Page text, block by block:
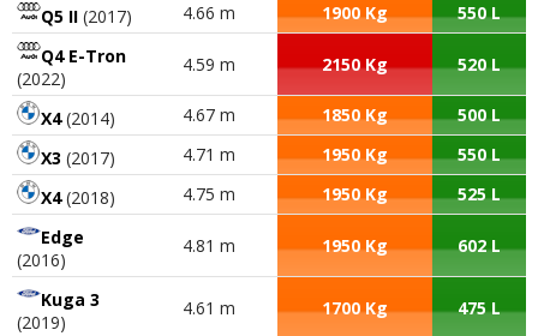
Q5 II (2017) 4.66 m 1900 Kg
550 L
Q4 E-Tron
(2022)
4.59 m 2150 Kg 520 L
X4(2014) 4.67 m 1850 Kg
500 L
X3 (2017) 4.71 m 1950 Kg
550 L
X4(2018) 4.75 m 1950 Kg
525 L
Edge
(2016)
4.81 m 1950 Kg 602 L
Kuga 3
(2019)
4.61 m 1700 Kg 475 L